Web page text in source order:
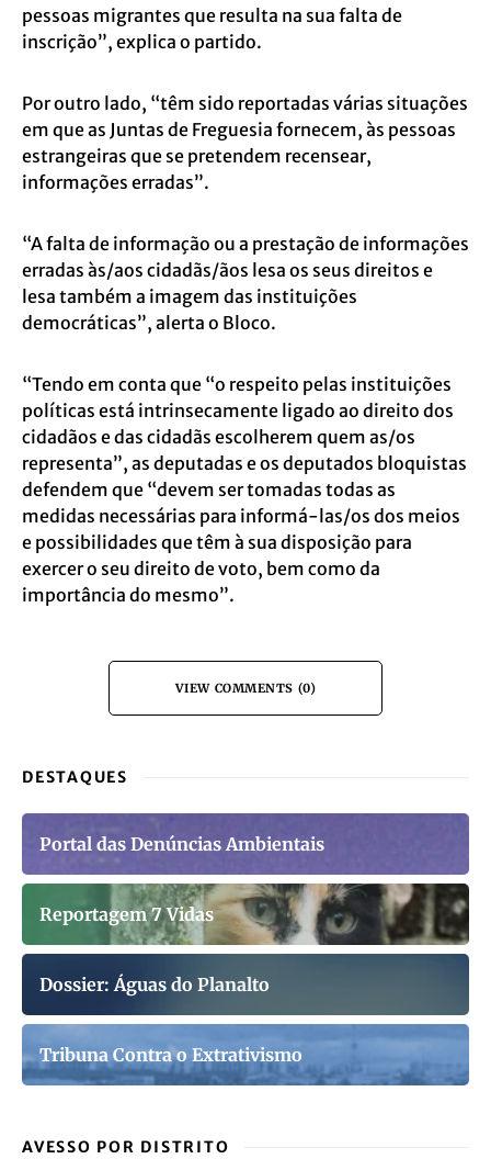
pessoas migrantes que resulta na sua falta de
inscrição”, explica o partido.
Por outro lado, “têm sido reportadas várias situações
em que as Juntas de Freguesia fornecem, às pessoas
estrangeiras que se pretendem recensear,
informações erradas”.
“A falta de informação ou a prestação de informações
erradas às/aos cidadãs/ãos lesa os seus direitos e
lesa também a imagem das instituições
democráticas”, alerta o Bloco.
“Tendo em conta que “o respeito pelas instituições
políticas está intrinsecamente ligado ao direito dos
cidadãos e das cidadãs escolherem quem as/os
representa”, as deputadas e os deputados bloquistas
defendem que “devem ser tomadas todas as
medidas necessárias para informá-las/os dos meios
e possibilidades que têm à sua disposição para
exercer o seu direito de voto, bem como da
importância do mesmo”.
VIEW COMMENTS (0)
DESTAQUES
Portal das Denúncias Ambientais
Reportagem 7 Vidas
Dossier: Águas do Planalto
Tribuna Contra o Extrativismo
AVESSO POR DISTRITO